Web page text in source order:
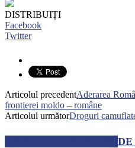
DISTRIBUIȚI
Facebook
Twitter
Articolul precedentAderarea
frontierei moldo – române
Articolul următorDroguri